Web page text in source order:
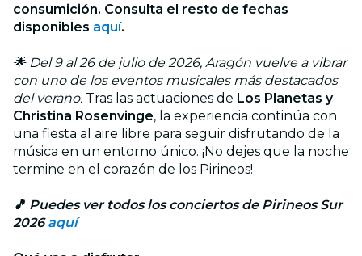
consumición. Consulta el resto de fechas
disponibles aquí.
🌟 Del 9 al 26 de julio de 2026, Aragón vuelve a vibrar
con uno de los eventos musicales más destacados
del verano. Tras las actuaciones de Los Planetas y
Christina Rosenvinge, la experiencia continúa con
una fiesta al aire libre para seguir disfrutando de la
música en un entorno único. ¡No dejes que la noche
termine en el corazón de los Pirineos!
🎵 Puedes ver todos los conciertos de Pirineos Sur
2026aquí